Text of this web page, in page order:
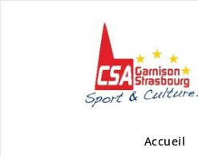
Accueil